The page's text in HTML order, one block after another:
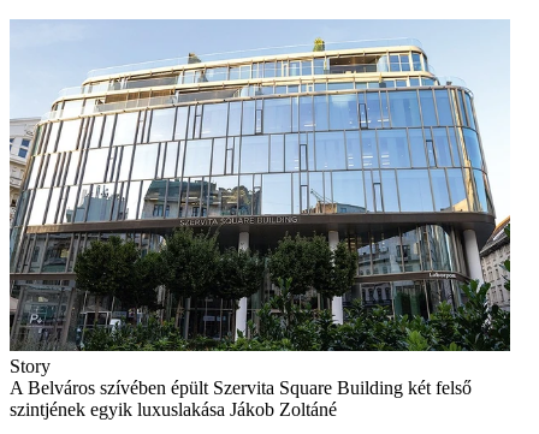
Story
A Belváros szívében épült Szervita Square Building két felső
szintjének egyik luxuslakása Jákob Zoltáné